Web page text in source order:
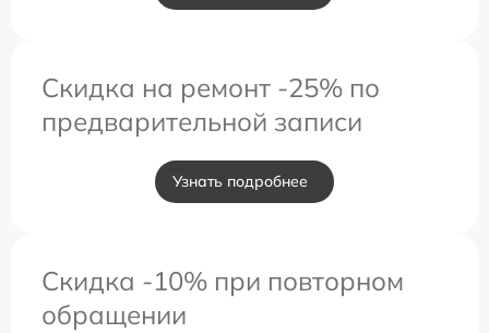
Скидка на ремонт -25% по
предварительной записи
Узнать подробнее
Скидка -10% при повторном
обращении